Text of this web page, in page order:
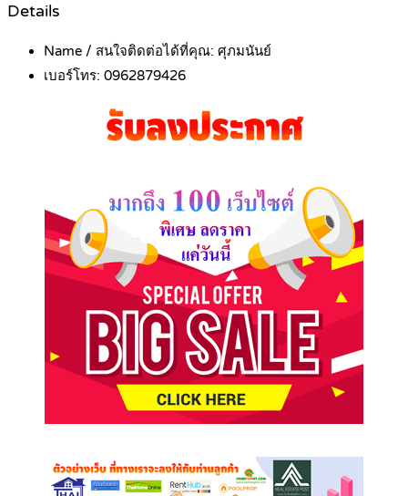
Details
Name / สนใจติดต่อได้ที่คุณ: ศุภมนันย์
เบอร์โทร: 0962879426